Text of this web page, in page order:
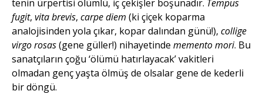
tenin ürpertisi ölümlü, iç çekişler boşunadır. Tempus
fugit, vita brevis, carpe diem (ki çiçek koparma
analojisinden yola çıkar, kopar dalından günü!), collige
virgo rosas(gene güller!) nihayetinde memento mori. Bu
sanatçıların çoğu ‘ölümü hatırlayacak’ vakitleri
olmadan genç yaşta ölmüş de olsalar gene de kederli
bir döngü.